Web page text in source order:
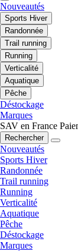
Nouveautés
Sports Hiver
Randonnée
Trail running
Running
Verticalité
Aquatique
Pêche
Déstockage
Marques
SAV en France
Rechercher
Nouveautés
Sports Hiver
Randonnée
Trail running
Running
Verticalité
Aquatique
Pêche
Déstockage
Marques